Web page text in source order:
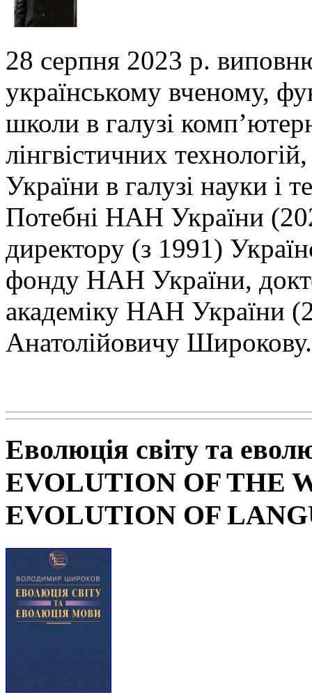
28 серпня 2023 р.
українському вченому,
школи в галузі
лінгвістичних
України в галузі науки і
Потебні НАН України
директору (з 1991)
фонду НАН України,
академіку НАН України
Анатолійовичу Широкову.
Еволюція світу та
EVOLUTION OF THE
EVOLUTION OF